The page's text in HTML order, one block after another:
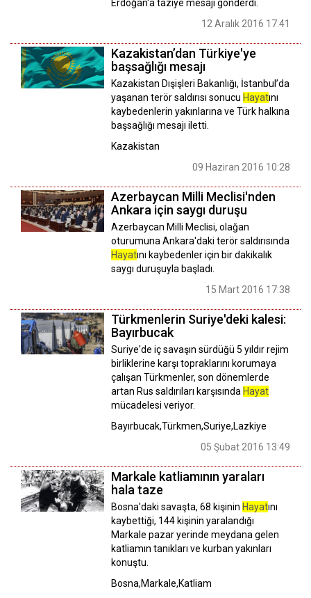
Erdoğan'a taziye mesajı gönderdi.
12 Aralık 2016 17:41
Kazakistan’dan Türkiye'ye
başsağlığı mesajı
Kazakistan Dışişleri Bakanlığı, İstanbul’da
yaşanan terör saldırısı sonucu Hayatını
kaybedenlerin yakınlarına ve Türk halkına
başsağlığı mesajı iletti.
Kazakistan
09 Haziran 2016 10:28
Azerbaycan Milli Meclisi'nden
Ankara için saygı duruşu
Azerbaycan Milli Meclisi, olağan
oturumuna Ankara'daki terör saldırısında
Hayatını kaybedenler için bir dakikalık
saygı duruşuyla başladı.
15 Mart 2016 17:38
Türkmenlerin Suriye'deki kalesi:
Bayırbucak
Suriye'de iç savaşın sürdüğü 5 yıldır rejim
birliklerine karşı topraklarını korumaya
çalışan Türkmenler, son dönemlerde
artan Rus saldırıları karşısında Hayat
mücadelesi veriyor.
Bayırbucak,Türkmen,Suriye,Lazkiye
05 Şubat 2016 13:49
Markale katliamının yaraları
hala taze
Bosna'daki savaşta, 68 kişinin Hayatını
kaybettiği, 144 kişinin yaralandığı
Markale pazar yerinde meydana gelen
katliamın tanıkları ve kurban yakınları
konuştu.
Bosna,Markale,Katliam